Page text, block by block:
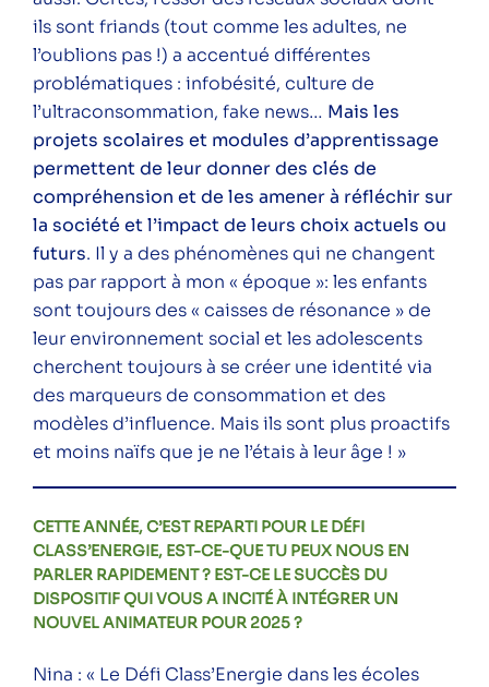
ils sont friands (tout comme les adultes, ne
l’oublions pas !) a accentué différentes
problématiques : infobésité, culture de
l’ultraconsommation, fake news… Mais les
projets scolaires et modules d’apprentissage
permettent de leur donner des clés de
compréhension et de les amener à réfléchir sur
la société et l’impact de leurs choix actuels ou
futurs. Il y a des phénomènes qui ne changent
pas par rapport à mon « époque »: les enfants
sont toujours des « caisses de résonance » de
leur environnement social et les adolescents
cherchent toujours à se créer une identité via
des marqueurs de consommation et des
modèles d’influence. Mais ils sont plus proactifs
et moins naïfs que je ne l’étais à leur âge ! »
CETTE ANNÉE, C’EST REPARTI POUR LE DÉFI
CLASS’ENERGIE, EST-CE-QUE TU PEUX NOUS EN
PARLER RAPIDEMENT ? EST-CE LE SUCCÈS DU
DISPOSITIF QUI VOUS A INCITÉ À INTÉGRER UN
NOUVEL ANIMATEUR POUR 2025 ?
Nina : « Le Défi Class’Energie dans les écoles